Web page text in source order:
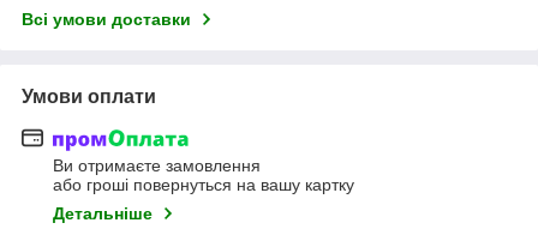
Всі умови доставки
Умови оплати
Ви отримаєте замовлення
або гроші повернуться на вашу картку
Детальніше